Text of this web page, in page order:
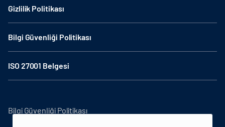
Gizlilik Politikası
Bilgi Güvenliği Politikası
ISO 27001 Belgesi
Bilgi Güvenliği Politikası